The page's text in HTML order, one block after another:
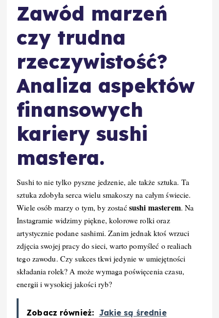
Zawód marzeń
czy trudna
rzeczywistość?
Analiza aspektów
finansowych
kariery sushi
mastera.
Sushi to nie tylko pyszne jedzenie, ale także sztuka. Ta
sztuka zdobyła serca wielu smakoszy na całym świecie.
Wiele osób marzy o tym, by zostaćsushi masterem. Na
Instagramie widzimy piękne, kolorowe rolki oraz
artystycznie podane sashimi. Zanim jednak ktoś wrzuci
zdjęcia swojej pracy do sieci, warto pomyśleć o realiach
tego zawodu. Czy sukces tkwi jedynie w umiejętności
składania rolek? A może wymaga poświęcenia czasu,
energii i wysokiej jakości ryb?
Zobacz również: Jakie są średnie